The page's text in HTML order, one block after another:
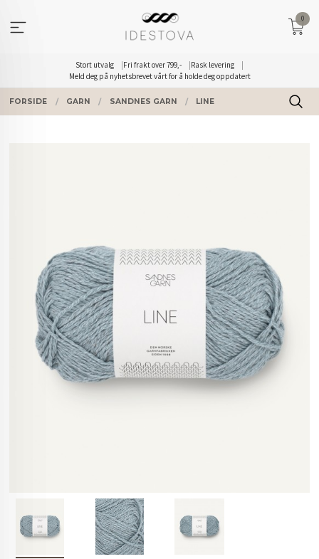
innholdet
Stort utvalg Fri frakt over 799,-
Rask levering
Meld deg på nyhetsbrevet vårt for å holde deg oppdatert
0
FORSIDE GARN SANDNES GARN LINE